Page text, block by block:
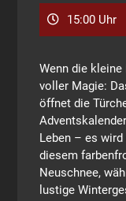
15:00 Uhr
Wenn die
voller Magie:
öffnet die
Leben – es
diesem
Neuschnee,
lustige